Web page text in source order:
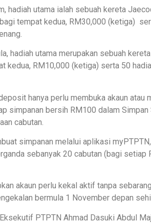
hadiah utama ialah sebuah kereta
tempat kedua, RM30,000 (ketiga)
hadiah utama merupakan sebuah
kedua, RM10,000 (ketiga) serta 50
hanya perlu membuka akaun atau
simpanan bersih RM100 dalam
cabutan.
simpanan melalui aplikasi
sebanyak 20 cabutan (bagi setiap
akaun perlu kekal aktif tanpa
bermula 1 November depan
PTPTN Ahmad Dasuki Abdul